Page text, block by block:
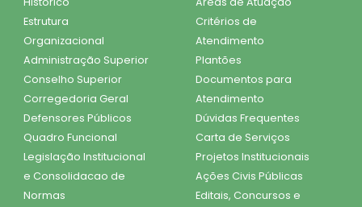
Estrutura
Organizacional
Administração Superior
Conselho Superior
Corregedoria Geral
Defensores Públicos
Quadro Funcional
Legislação Institucional
e Consolidacao de
Normas
Critérios de
Atendimento
Plantões
Documentos para
Atendimento
Dúvidas Frequentes
Carta de Serviços
Projetos Institucionais
Ações Civis Públicas
Editais, Concursos e